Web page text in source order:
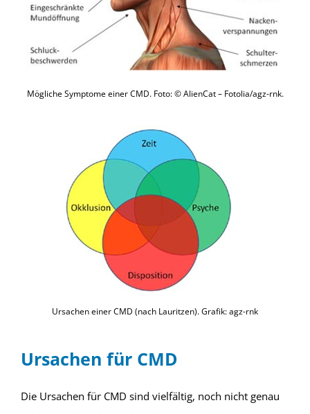
Mögliche Symptome einer CMD. Foto: © AlienCat – Fotolia/agz-rnk.
Ursachen einer CMD (nach Lauritzen). Grafik: agz-rnk
Ursachen für CMD
Die Ursachen für CMD sind vielfältig, noch nicht genau